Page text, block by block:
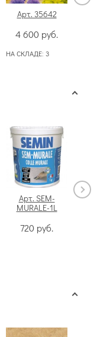
Арт. 35642
4 600 руб.
НА СКЛАДЕ: 3
Арт. SEM-
MURALE-1L
720 руб.